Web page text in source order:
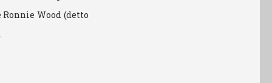
Wood (detto